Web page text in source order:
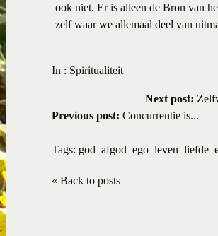
ook niet. Er is alleen de Bron van
zelf waar we allemaal deel van
In : Spiritualiteit
Next post:
Previous post: Concurrentie is...
Tags: god afgod ego leven liefde
« Back to posts